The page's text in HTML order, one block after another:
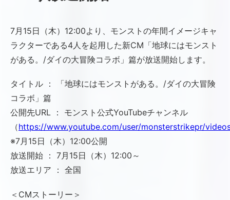
7月15日（木）12:00より、モンストの年間イメージキャ
ラクターである4人を起用した新CM「地球にはモンスト
がある。/ダイの大冒険コラボ」篇が放送開始します。
タイトル ： 「地球にはモンストがある。/ダイの大冒険
コラボ」篇
公開先URL ： モンスト公式YouTubeチャンネル
（https://www.youtube.com/user/monsterstrikepr/
※7月15日（木）12:00公開
放送開始 ： 7月15日（木）12:00～
放送エリア ： 全国
＜CMストーリー＞